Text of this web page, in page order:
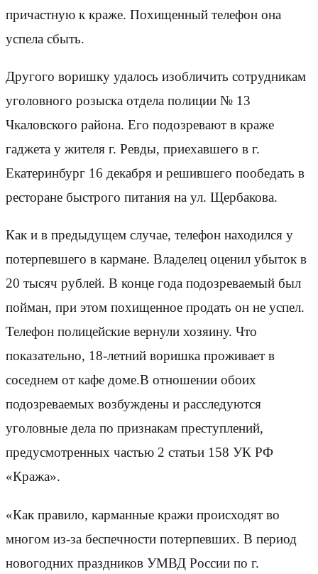
причастную к краже. Похищенный телефон она
успела сбыть.
Другого воришку удалось изобличить сотрудникам
уголовного розыска отдела полиции № 13
Чкаловского района. Его подозревают в краже
гаджета у жителя г. Ревды, приехавшего в г.
Екатеринбург 16 декабря и решившего пообедать в
ресторане быстрого питания на ул. Щербакова.
Как и в предыдущем случае, телефон находился у
потерпевшего в кармане. Владелец оценил убыток в
20 тысяч рублей. В конце года подозреваемый был
пойман, при этом похищенное продать он не успел.
Телефон полицейские вернули хозяину. Что
показательно, 18-летний воришка проживает в
соседнем от кафе доме.В отношении обоих
подозреваемых возбуждены и расследуются
уголовные дела по признакам преступлений,
предусмотренных частью 2 статьи 158 УК РФ
«Кража».
«Как правило, карманные кражи происходят во
многом из-за беспечности потерпевших. В период
новогодних праздников УМВД России по г.